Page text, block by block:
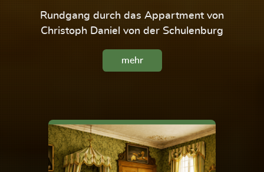
Rundgang durch das Appartment von
Christoph Daniel von der Schulenburg
mehr